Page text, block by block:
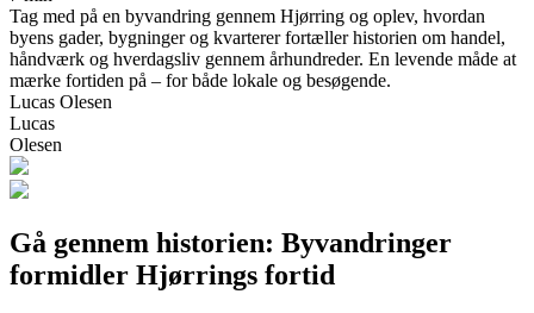
Tag med på en byvandring gennem Hjørring og oplev, hvordan
byens gader, bygninger og kvarterer fortæller historien om handel,
håndværk og hverdagsliv gennem århundreder. En levende måde at
mærke fortiden på – for både lokale og besøgende.
Lucas Olesen
Lucas
Olesen
Gå gennem historien: Byvandringer
formidler Hjørrings fortid